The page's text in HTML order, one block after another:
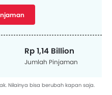
Rp 1,14 Billion
Jumlah Pinjaman
Nilainya bisa berubah kapan saja.